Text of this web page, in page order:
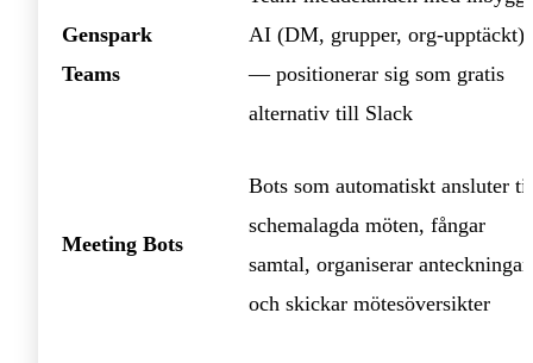
Genspark
Teams
AI (DM, grupper, org‑upptäckt)
— positionerar sig som gratis
alternativ till Slack
Meeting Bots
Bots som automatiskt ansluter
schemalagda möten, fångar
samtal, organiserar anteckningar
och skickar mötesöversikter